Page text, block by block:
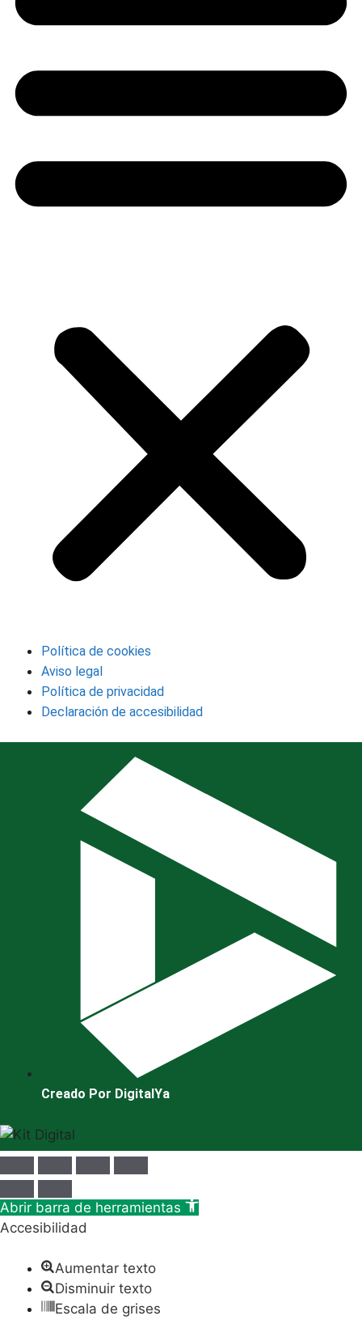
Política de cookies
Aviso legal
Política de privacidad
Declaración de accesibilidad
Creado Por DigitalYa
Abrir barra de herramientas
Accesibilidad
Aumentar texto
Disminuir texto
Escala de grises